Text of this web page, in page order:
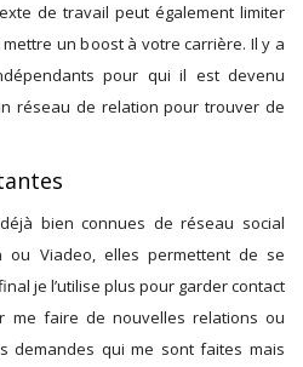
de travail peut également limiter
un boost à votre carrière. Il y a
pour qui il est devenu
réseau de relation pour trouver de
bien connues de réseau social
ou Viadeo, elles permettent de se
je l’utilise plus pour garder contact
me faire de nouvelles relations ou
demandes qui me sont faites mais